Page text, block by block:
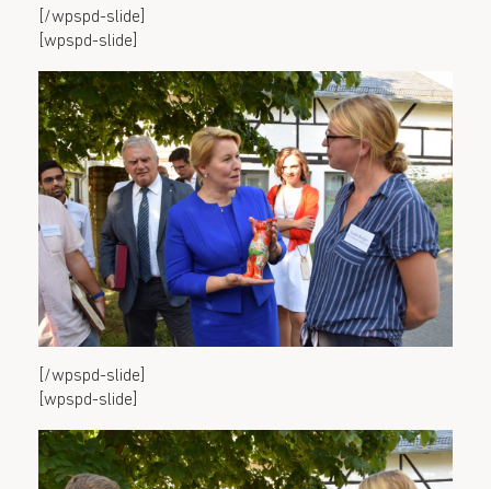
[/wpspd-slide]
[wpspd-slide]
[/wpspd-slide]
[wpspd-slide]